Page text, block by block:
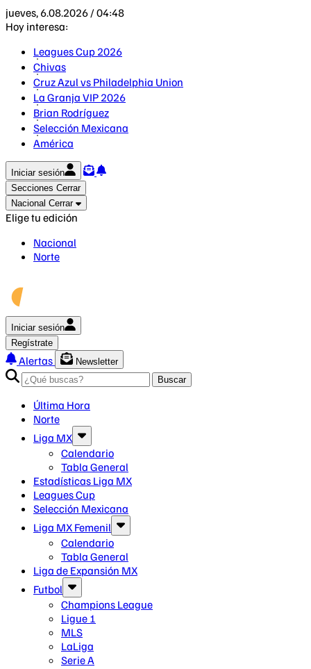
jueves, 6.08.2026 / 04:48
Hoy interesa:
Leagues Cup 2026
Chivas
Cruz Azul vs Philadelphia Union
La Granja VIP 2026
Brian Rodríguez
Selección Mexicana
América
Iniciar sesión
Secciones Cerrar
Nacional Cerrar
Elige tu edición
Nacional
Norte
Iniciar sesión
Regístrate
Alertas
Newsletter
Buscar
Última Hora
Norte
Liga MX
Calendario
Tabla General
Estadísticas Liga MX
Leagues Cup
Selección Mexicana
Liga MX Femenil
Calendario
Tabla General
Liga de Expansión MX
Futbol
Champions League
Ligue 1
MLS
LaLiga
Serie A